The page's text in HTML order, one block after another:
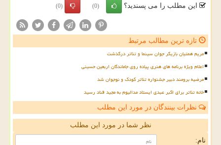
این مطلب را می پسندید؟ (0)
(0)
تازه ترین مطالب مرتبط
مریم همتیان بازیگر جوان سینما و تئاتر درگذشت
اعلام ویژه برنامه های هنری پیاده روی جاماندگان اربعین حسینی
مرضیه برومند دبیر جشنواره تئاتر کودک و نوجوان شد
خانه تئاتر برای اکبر عبدی ایستاد مدالیوم به مجید قناد رسید
نظرات بینندگان در مورد این مطلب
نظر شما در مورد این مطلب
نام: